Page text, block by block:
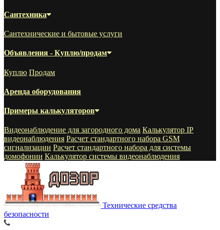
Сантехника
Сантехнические и бытовые услуги
Объявления - Куплю/продам
Куплю Продам
Аренда оборудования
Примеры калькуляторов
Видеонаблюдение для загородного дома Калькулятор IP
видеонаблюдения Расчет стандартного набора GSM
сигнализации Расчет стандартного набора для системы
домофонии Калькулятор системы видеонаблюдения
Технические средства
безопасности